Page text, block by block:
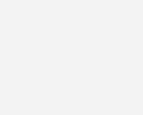
Und zunächst lief die
Gäste aus Pfullingen,
angereist, erwischten
mit ihrer aggressiven
konsequenten
lagen die Wölfe mit 4:9
Roth bestimmte zu